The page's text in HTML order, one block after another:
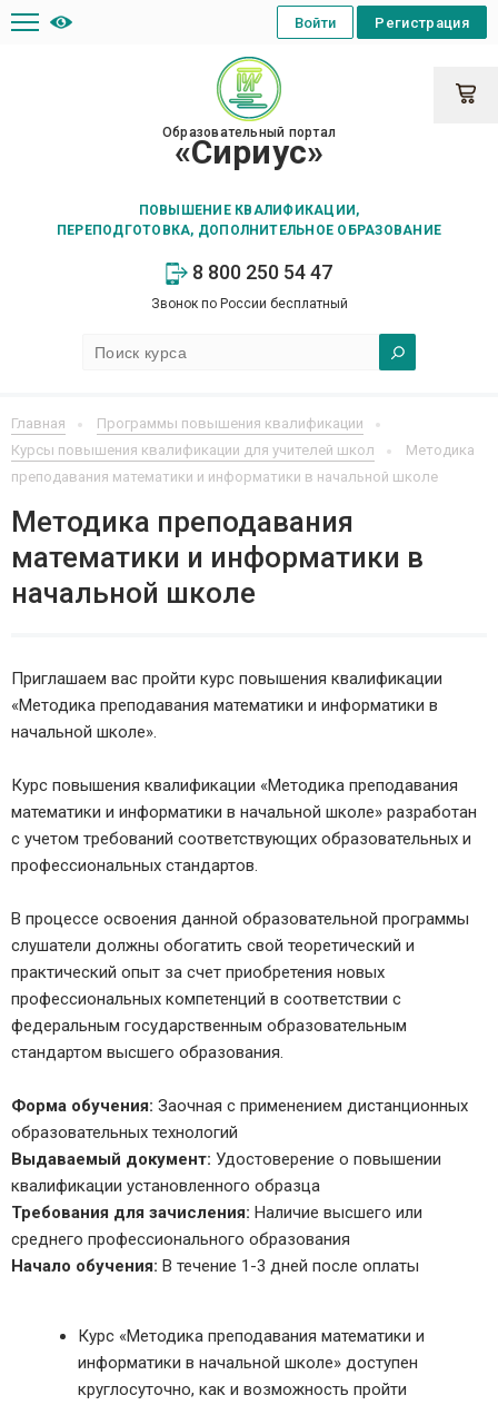
Образовательный портал
«Сириус»
ПОВЫШЕНИЕ КВАЛИФИКАЦИИ,
ПЕРЕПОДГОТОВКА, ДОПОЛНИТЕЛЬНОЕ ОБРАЗОВАНИЕ
8 800 250 54 47
Звонок по России бесплатный
Регистрация
Войти
Главная
Программы повышения квалификации
Курсы повышения квалификации для учителей школ
Методика
преподавания математики и информатики в начальной школе
Методика преподавания
математики и информатики в
начальной школе
Приглашаем вас пройти курс повышения квалификации
«Методика преподавания математики и информатики в
начальной школе».
Курс повышения квалификации «Методика преподавания
математики и информатики в начальной школе» разработан
с учетом требований соответствующих образовательных и
профессиональных стандартов.
В процессе освоения данной образовательной программы
слушатели должны обогатить свой теоретический и
практический опыт за счет приобретения новых
профессиональных компетенций в соответствии с
федеральным государственным образовательным
стандартом высшего образования.
Форма обучения: Заочная с применением дистанционных
образовательных технологий
Выдаваемый документ: Удостоверение о повышении
квалификации установленного образца
Требования для зачисления: Наличие высшего или
среднего профессионального образования
Начало обучения: В течение 1-3 дней после оплаты
Курс «Методика преподавания математики и
информатики в начальной школе» доступен
круглосуточно, как и возможность пройти